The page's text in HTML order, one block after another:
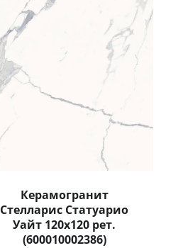
Керамогранит
Стелларис Статуарио
Уайт 120x120 рет.
(600010002386)